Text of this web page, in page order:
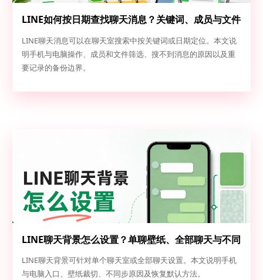
LINE如何按日期查找聊天消息？关键词、成员与文件
LINE聊天消息可以在聊天室搜索中按关键词或日期定位。本文说
明手机与电脑操作、成员和文件筛选、搜不到消息的原因以及重
要记录的备份边界。
LINE聊天背景怎么设置？单聊壁纸、全部聊天与不同
步排查
LINE聊天背景可针对单个聊天室或全部聊天设置。本文说明手机
与电脑入口、壁纸裁切、不同步原因及恢复默认方法。